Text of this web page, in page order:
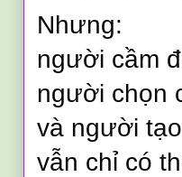
Nhưng:
người cầm
người chọn
và người
vẫn chỉ có